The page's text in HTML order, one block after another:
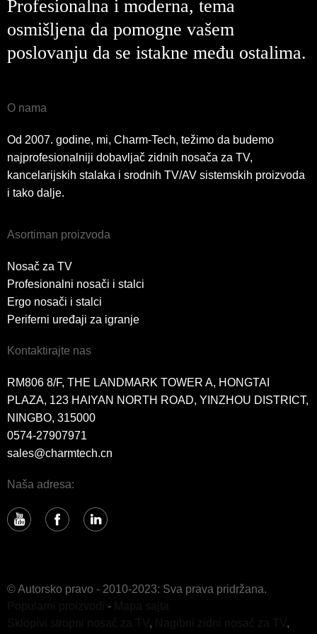
Profesionalna i moderna, tema
osmišljena da pomogne vašem
poslovanju da se istakne među ostalima.
O nama
Od 2007. godine, mi, Charm-Tech, težimo da budemo
najprofesionalniji dobavljač zidnih nosača za TV,
kancelarijskih stalaka i srodnih TV/AV sistemskih proizvoda
i tako dalje.
Asortiman proizvoda
Nosač za TV
Profesionalni nosači i stalci
Ergo nosači i stalci
Periferni uređaji za igranje
Kontaktirajte nas
RM806 8/F, THE LANDMARK TOWER A, HONGTAI
PLAZA, 123 HAIYAN NORTH ROAD, YINZHOU DISTRICT,
NINGBO, 315000
0574-27907971
sales@charmtech.cn
Naša adresa:
© Autorsko pravo - 2010-2023: Sva prava pridržana.
-
,
,